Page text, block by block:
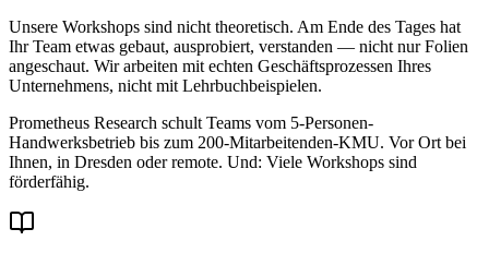
Unsere Workshops sind nicht theoretisch. Am Ende des Tages hat
Ihr Team etwas gebaut, ausprobiert, verstanden — nicht nur Folien
angeschaut. Wir arbeiten mit echten Geschäftsprozessen Ihres
Unternehmens, nicht mit Lehrbuchbeispielen.
Prometheus Research schult Teams vom 5-Personen-
Handwerksbetrieb bis zum 200-Mitarbeitenden-KMU. Vor Ort bei
Ihnen, in Dresden oder remote. Und: Viele Workshops sind
förderfähig.